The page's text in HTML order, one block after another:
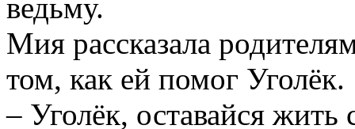
ведьму.
Мия рассказала
том, как ей помог Уголёк.
– Уголёк, оставайся